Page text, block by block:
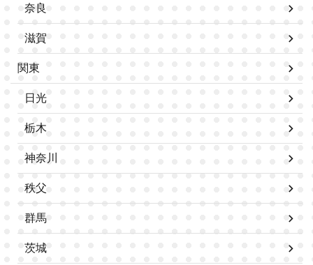
奈良
滋賀
関東
日光
栃木
神奈川
秩父
群馬
茨城